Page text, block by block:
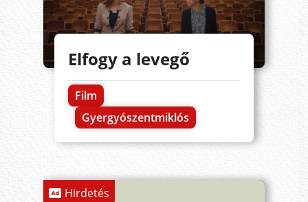
Elfogy a levegő
Film
Gyergyószentmiklós
Hirdetés